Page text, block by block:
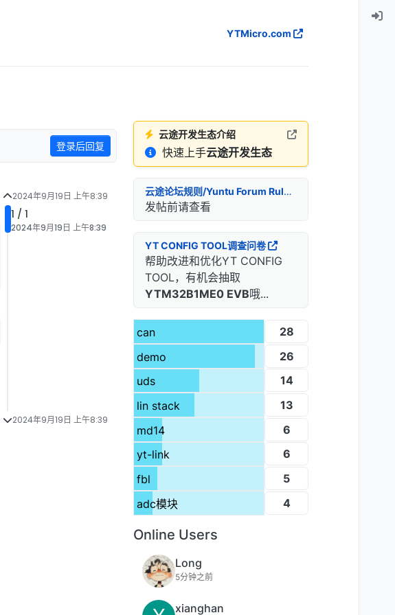
YTMicro.com
登录后回复
2024年9月19日 上午8:39
1 / 1
2024年9月19日 上午8:39
2024年9月19日 上午8:39
云途开发生态介绍
快速上手云途开发生态
云途论坛规则/Yuntu Forum Rules
发帖前请查看
YT CONFIG TOOL调查问卷
帮助改进和优化YT CONFIG
TOOL，有机会抽取
YTM32B1ME0 EVB哦...
can
28
demo
26
uds
14
lin stack
13
md14
6
yt-link
6
fbl
5
adc模块
4
Online Users
Long
5分钟之前
xianghan